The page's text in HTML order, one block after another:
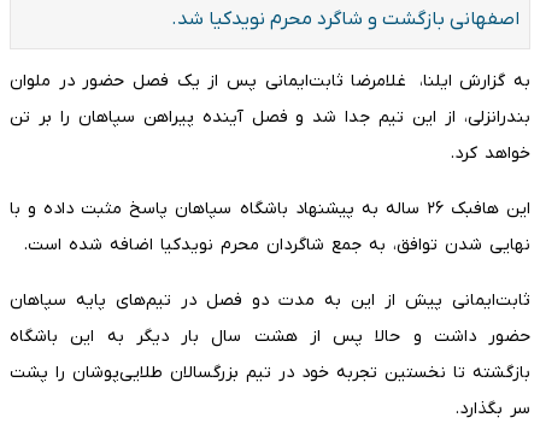
اصفهانی بازگشت و شاگرد محرم نویدکیا شد.
به گزارش ایلنا، غلامرضا ثابت‌ایمانی پس از یک فصل حضور در ملوان
بندرانزلی، از این تیم جدا شد و فصل آینده پیراهن سپاهان را بر تن
خواهد کرد.
این هافبک ۲۶ ساله به پیشنهاد باشگاه سپاهان پاسخ مثبت داده و با
نهایی شدن توافق، به جمع شاگردان محرم نویدکیا اضافه شده است.
ثابت‌ایمانی پیش از این به مدت دو فصل در تیم‌های پایه سپاهان
حضور داشت و حالا پس از هشت سال بار دیگر به این باشگاه
بازگشته تا نخستین تجربه خود در تیم بزرگسالان طلایی‌پوشان را پشت
سر بگذارد.